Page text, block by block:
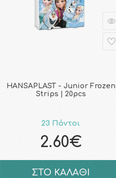
HANSAPLAST - Junior Frozen
Strips | 20pcs
23 Πόντοι
2.60€
ΣΤΟ ΚΑΛΑΘΙ